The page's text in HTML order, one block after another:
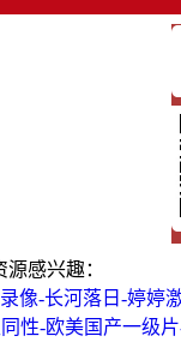
感兴趣：
像-长河落日-婷
性-欧美国产一级